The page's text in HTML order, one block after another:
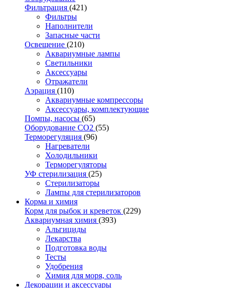
Фильтрация (421)
Фильтры
Наполнители
Запасные части
Освещение (210)
Аквариумные лампы
Светильники
Аксессуары
Отражатели
Аэрация (110)
Аквариумные компрессоры
Аксессуары, комплектующие
Помпы, насосы (65)
Оборудование CO2 (55)
Терморегуляция (96)
Нагреватели
Холодильники
Терморегуляторы
УФ стерилизация (25)
Стерилизаторы
Лампы для стерилизаторов
Корма и химия
Корм для рыбок и креветок (229)
Аквариумная химия (393)
Альгициды
Лекарства
Подготовка воды
Тесты
Удобрения
Химия для моря, соль
Декорации и аксессуары